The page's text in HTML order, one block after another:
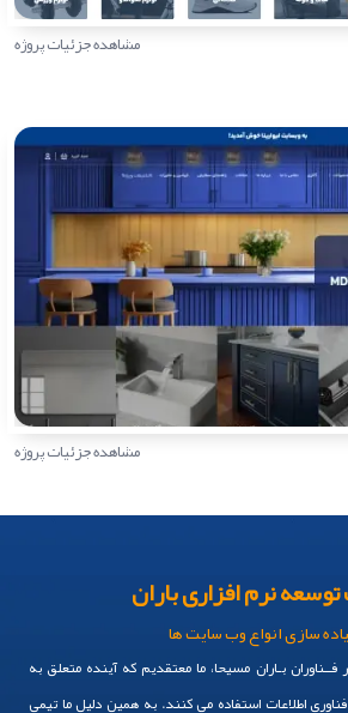
مشاهده جزئیات پروژه
مشاهده جزئیات پروژه
نرم افزاری باران
سازی انواع وب سایت ها
بـاران مسیحا، ما معتقدیم که آینده متعلق به
اطلاعات استفاده می کنند. به همین دلیل ما تیمی